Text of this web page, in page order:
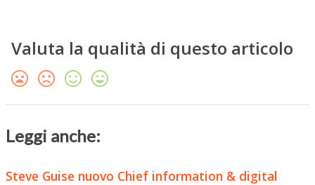
Valuta la qualità di questo articolo
Leggi anche:
Steve Guise nuovo Chief information & digital